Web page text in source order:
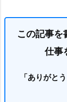
この記事を
仕事
「ありがと